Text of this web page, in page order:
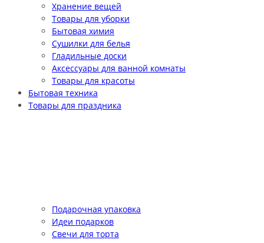
Хранение вещей
Товары для уборки
Бытовая химия
Сушилки для белья
Гладильные доски
Аксессуары для ванной комнаты
Товары для красоты
Бытовая техника
Товары для праздника
Подарочная упаковка
Идеи подарков
Свечи для торта